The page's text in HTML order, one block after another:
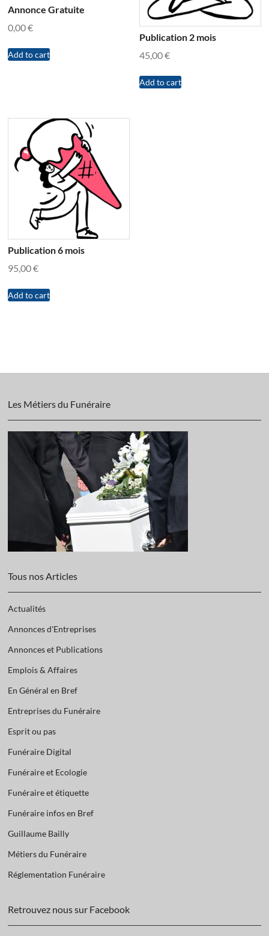
Annonce Gratuite
0,00€
Add to cart
Publication 2 mois
45,00€
Add to cart
Publication 6 mois
95,00€
Add to cart
Les Métiers du Funéraire
Tous nos Articles
Actualités
Annonces d'Entreprises
Annonces et Publications
Emplois & Affaires
En Général en Bref
Entreprises du Funéraire
Esprit ou pas
Funéraire Digital
Funéraire et Ecologie
Funéraire et étiquette
Funéraire infos en Bref
Guillaume Bailly
Métiers du Funéraire
Réglementation Funéraire
Retrouvez nous sur Facebook